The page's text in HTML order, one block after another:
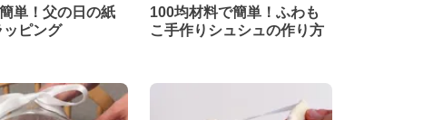
単！父の日の紙
ッピング
100均材料で簡単！ふわも
こ手作りシュシュの作り方